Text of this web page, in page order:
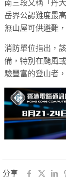
南三段又稱「丹
岳界公認難度最
無山屋可供避難
消防單位指出，
備，特別在颱風
驗豐富的登山者
分享